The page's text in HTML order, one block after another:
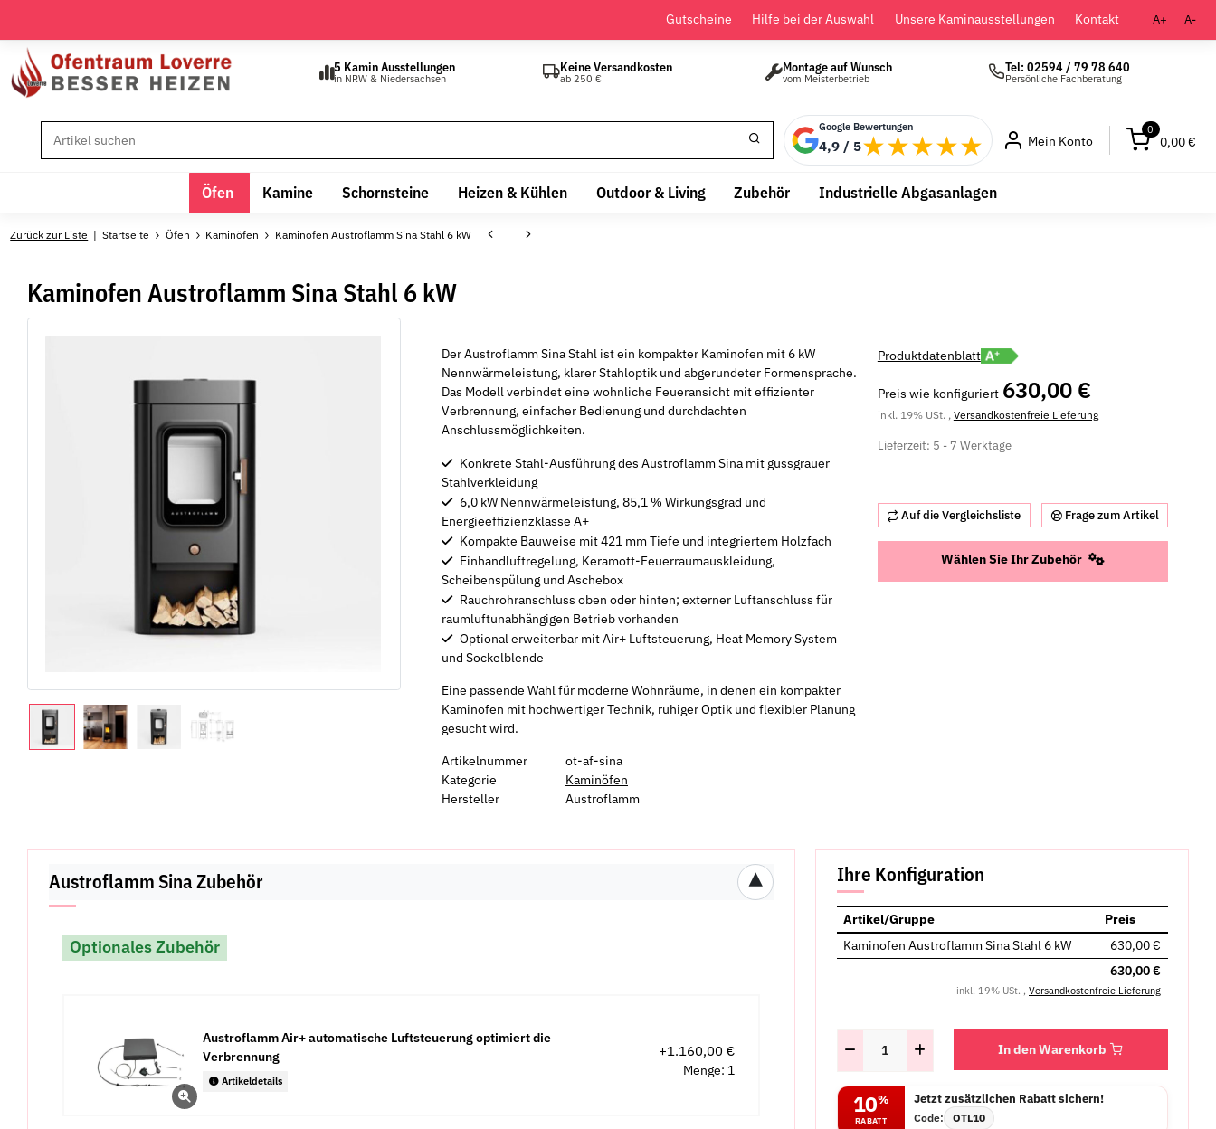
Gutscheine Hilfe bei der Auswahl Unsere Kaminausstellungen Kontakt A+ A-
5 Kamin Ausstellungen
in NRW & Niedersachsen
Keine Versandkosten
ab 250 €
Montage auf Wunsch
vom Meisterbetrieb
Tel: 02594 / 79 78 640
Persönliche Fachberatung
Google Bewertungen
4,9 / 5★★★★★ Mein Konto
0
0,00 €
Öfen Kamine Schornsteine Heizen & Kühlen Outdoor & Living Zubehör Industrielle Abgasanlagen
Zurück zur Liste Startseite Öfen Kaminöfen Kaminofen Austroflamm Sina Stahl 6 kW
Kaminofen Austroflamm Sina Stahl 6 kW
Der Austroflamm Sina Stahl ist ein kompakter Kaminofen mit 6 kW
Nennwärmeleistung, klarer Stahloptik und abgerundeter Formensprache.
Das Modell verbindet eine wohnliche Feueransicht mit effizienter
Verbrennung, einfacher Bedienung und durchdachten
Anschlussmöglichkeiten.
Konkrete Stahl-Ausführung des Austroflamm Sina mit gussgrauer
Stahlverkleidung
6,0 kW Nennwärmeleistung, 85,1 % Wirkungsgrad und
Energieeffizienzklasse A+
Kompakte Bauweise mit 421 mm Tiefe und integriertem Holzfach
Einhandluftregelung, Keramott-Feuerraumauskleidung,
Scheibenspülung und Aschebox
Rauchrohranschluss oben oder hinten; externer Luftanschluss für
raumluftunabhängigen Betrieb vorhanden
Optional erweiterbar mit Air+ Luftsteuerung, Heat Memory System
und Sockelblende
Eine passende Wahl für moderne Wohnräume, in denen ein kompakter
Kaminofen mit hochwertiger Technik, ruhiger Optik und flexibler Planung
gesucht wird.
Artikelnummer
ot-af-sina
Kategorie
Kaminöfen
Hersteller
Austroflamm
ProduktdatenblattEnergielabel A+ öffnen
Preis wie konfiguriert 630,00 €
inkl. 19% USt. , Versandkostenfreie Lieferung
Lieferzeit: 5 - 7 Werktage
Auf die Vergleichsliste Frage zum Artikel
Wählen Sie Ihr Zubehör
Austroflamm Sina Zubehör ▾
Optionales Zubehör
Austroflamm Air+ automatische Luftsteuerung optimiert die
Verbrennung
Artikeldetails
+1.160,00 €
Menge: 1
Ihre Konfiguration
Artikel/Gruppe
Preis
Kaminofen Austroflamm Sina Stahl 6 kW
630,00 €
630,00 €
inkl. 19% USt. , Versandkostenfreie Lieferung
In den Warenkorb
10%
RABATT
Jetzt zusätzlichen Rabatt sichern!
Code: OTL10